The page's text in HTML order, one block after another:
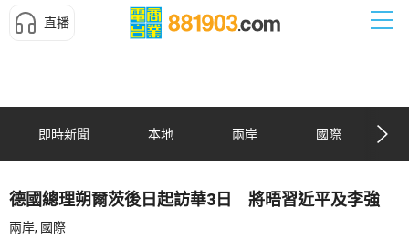
直播
即時新聞 本地 兩岸 國際
德國總理朔爾茨後日起訪華3日 將晤習近平及李強
兩岸, 國際